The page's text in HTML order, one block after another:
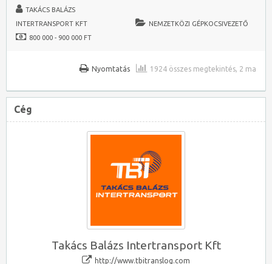
TAKÁCS BALÁZS
INTERTRANSPORT KFT
NEMZETKÖZI GÉPKOCSIVEZETŐ
800 000 - 900 000 FT
1924 összes megtekintés, 2 ma
Nyomtatás
Cég
Takács Balázs Intertransport Kft
http://www.tbitranslog.com